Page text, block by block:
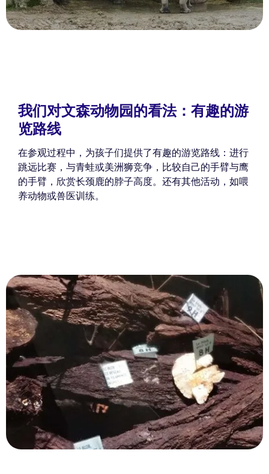
我们对文森动物园的看法：有趣的游
览路线
在参观过程中，为孩子们提供了有趣的游览路线：进行
跳远比赛，与青蛙或美洲狮竞争，比较自己的手臂与鹰
的手臂，欣赏长颈鹿的脖子高度。还有其他活动，如喂
养动物或兽医训练。